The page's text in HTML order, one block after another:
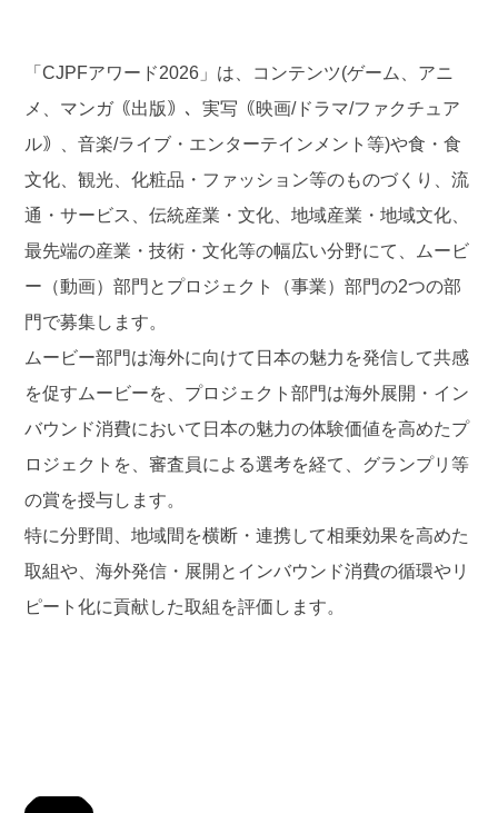
「CJPFアワード2026」は、コンテンツ(ゲーム、アニ
メ、マンガ｟出版｠、実写｟映画/ドラマ/ファクチュア
ル｠、音楽/ライブ・エンターテインメント等)や食・食
文化、観光、化粧品・ファッション等のものづくり、流
通・サービス、伝統産業・文化、地域産業・地域文化、
最先端の産業・技術・文化等の幅広い分野にて、ムービ
ー（動画）部門とプロジェクト（事業）部門の2つの部
門で募集します。
ムービー部門は海外に向けて日本の魅力を発信して共感
を促すムービーを、プロジェクト部門は海外展開・イン
バウンド消費において日本の魅力の体験価値を高めたプ
ロジェクトを、審査員による選考を経て、グランプリ等
の賞を授与します。
特に分野間、地域間を横断・連携して相乗効果を高めた
取組や、海外発信・展開とインバウンド消費の循環やリ
ピート化に貢献した取組を評価します。